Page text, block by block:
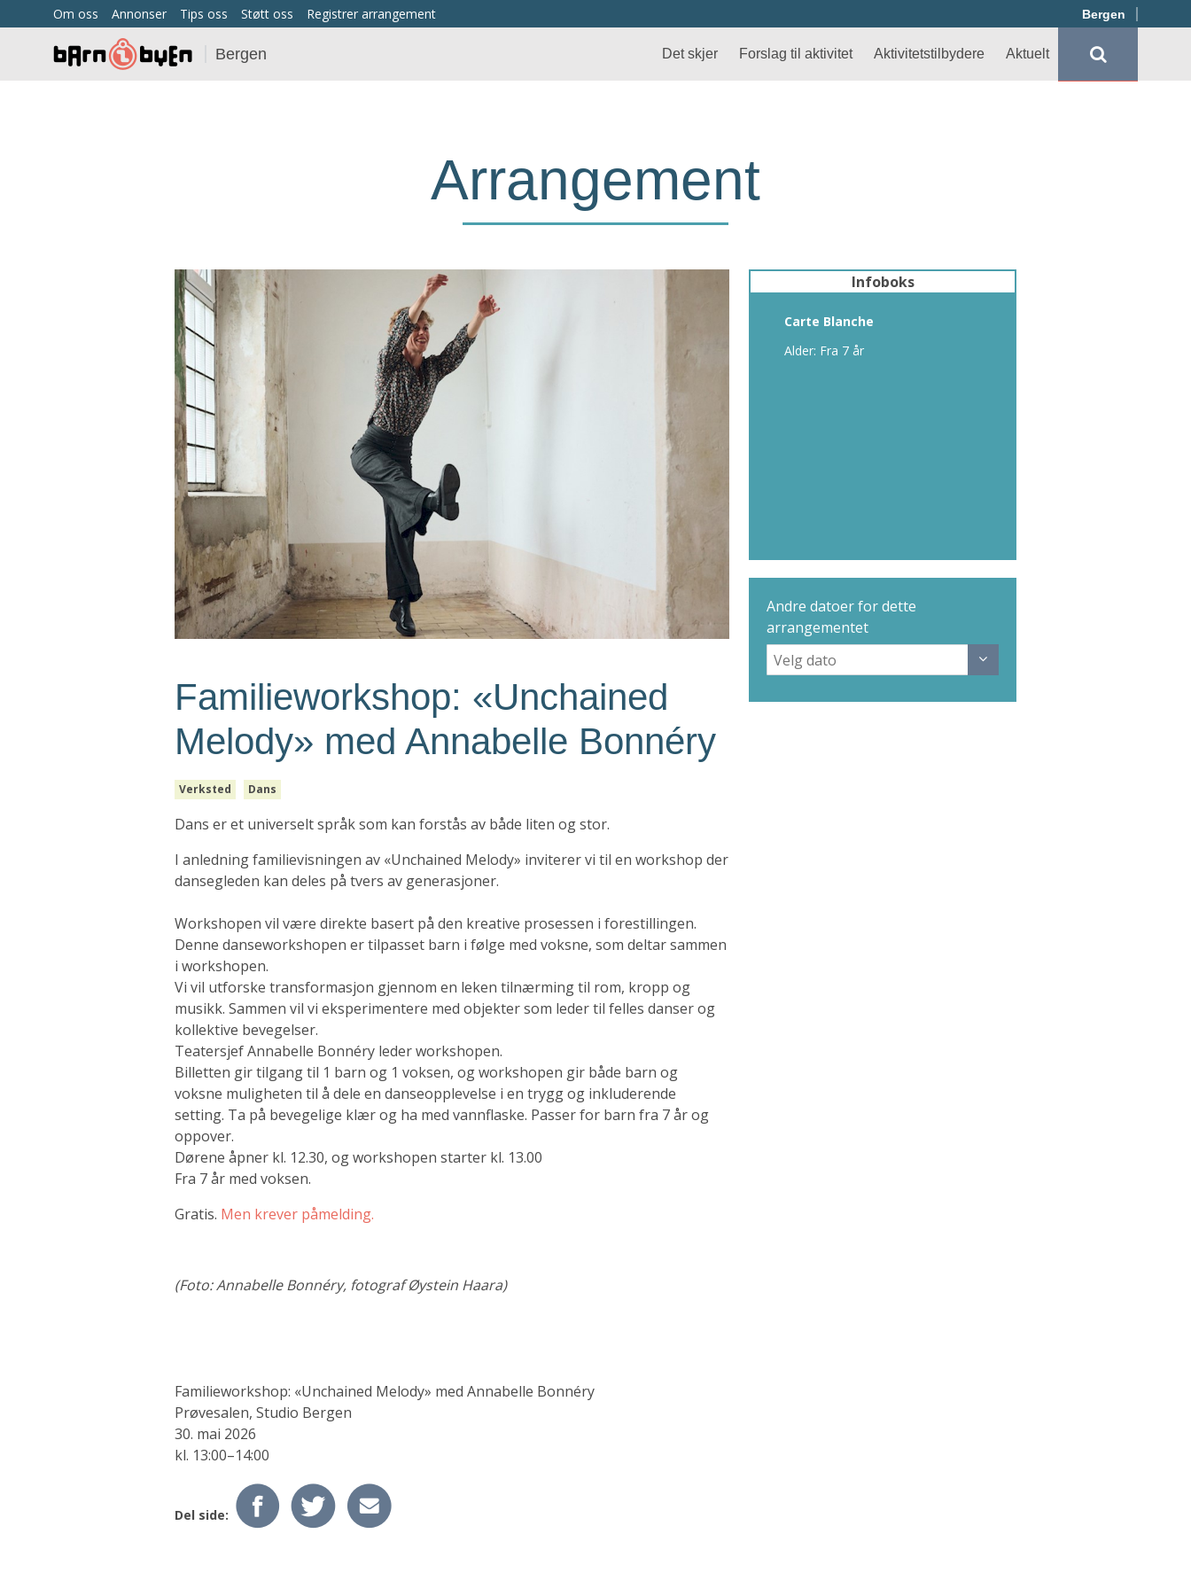
Om oss Annonser Tips oss Støtt oss Registrer arrangement Bergen
Bergen Det skjer Forslag til aktivitet Aktivitetstilbydere Aktuelt
Arrangement
Familieworkshop: «Unchained
Melody» med Annabelle Bonnéry
Verksted Dans
Dans er et universelt språk som kan forstås av både liten og stor.
I anledning familievisningen av «Unchained Melody» inviterer vi til en workshop der
dansegleden kan deles på tvers av generasjoner.
Workshopen vil være direkte basert på den kreative prosessen i forestillingen.
Denne danseworkshopen er tilpasset barn i følge med voksne, som deltar sammen
i workshopen.
Vi vil utforske transformasjon gjennom en leken tilnærming til rom, kropp og
musikk. Sammen vil vi eksperimentere med objekter som leder til felles danser og
kollektive bevegelser.
Teatersjef Annabelle Bonnéry leder workshopen.
Billetten gir tilgang til 1 barn og 1 voksen, og workshopen gir både barn og
voksne muligheten til å dele en danseopplevelse i en trygg og inkluderende
setting. Ta på bevegelige klær og ha med vannflaske. Passer for barn fra 7 år og
oppover.
Dørene åpner kl. 12.30, og workshopen starter kl. 13.00
Fra 7 år med voksen.
Gratis. Men krever påmelding.
(Foto: Annabelle Bonnéry, fotograf Øystein Haara)
Familieworkshop: «Unchained Melody» med Annabelle Bonnéry
Prøvesalen, Studio Bergen
30. mai 2026
kl. 13:00–14:00
Del side:
Infoboks
Carte Blanche
Alder: Fra 7 år
Andre datoer for dette
arrangementet